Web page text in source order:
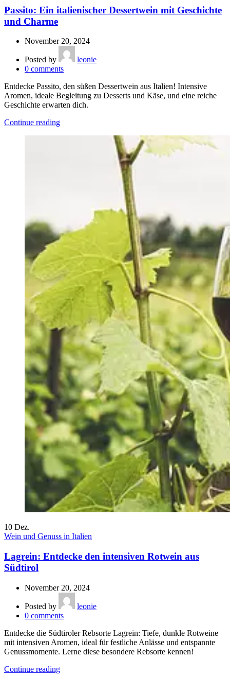
Passito: Ein italienischer Dessertwein mit Geschichte
und Charme
November 20, 2024
Posted by
leonie
0 comments
Entdecke Passito, den süßen Dessertwein aus Italien! Intensive
Aromen, ideale Begleitung zu Desserts und Käse, und eine reiche
Geschichte erwarten dich.
Continue reading
10 Dez.
Wein und Genuss in Italien
Lagrein: Entdecke den intensiven Rotwein aus
Südtirol
November 20, 2024
Posted by
leonie
0 comments
Entdecke die Südtiroler Rebsorte Lagrein: Tiefe, dunkle Rotweine
mit intensiven Aromen, ideal für festliche Anlässe und entspannte
Genussmomente. Lerne diese besondere Rebsorte kennen!
Continue reading